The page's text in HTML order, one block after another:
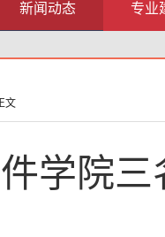
新闻动态 专业
文
件学院